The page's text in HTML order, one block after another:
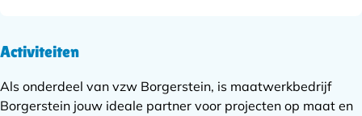
Activiteiten
Als onderdeel van vzw Borgerstein, is maatwerkbedrijf
Borgerstein jouw ideale partner voor projecten op maat en